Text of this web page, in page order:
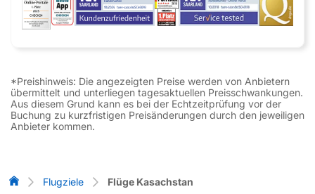
*Preishinweis: Die angezeigten Preise werden von Anbietern
übermittelt und unterliegen tagesaktuellen Preisschwankungen.
Aus diesem Grund kann es bei der Echtzeitprüfung vor der
Buchung zu kurzfristigen Preisänderungen durch den jeweiligen
Anbieter kommen.
Flug-Vergleich
Flugziele Flüge Kasachstan